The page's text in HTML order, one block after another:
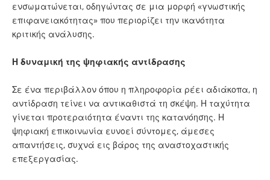
ενσωματώνεται, οδηγώντας σε μια μορφή «γνωστικής
επιφανειακότητας» που περιορίζει την ικανότητα
κριτικής ανάλυσης.
Η δυναμική της ψηφιακής αντίδρασης
Σε ένα περιβάλλον όπου η πληροφορία ρέει αδιάκοπα, η
αντίδραση τείνει να αντικαθιστά τη σκέψη. Η ταχύτητα
γίνεται προτεραιότητα έναντι της κατανόησης. Η
ψηφιακή επικοινωνία ευνοεί σύντομες, άμεσες
απαντήσεις, συχνά εις βάρος της αναστοχαστικής
επεξεργασίας.